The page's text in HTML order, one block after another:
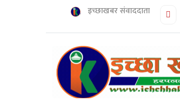
रोचक
ईच्छाकामना
इच्छाखबर संवाददाता